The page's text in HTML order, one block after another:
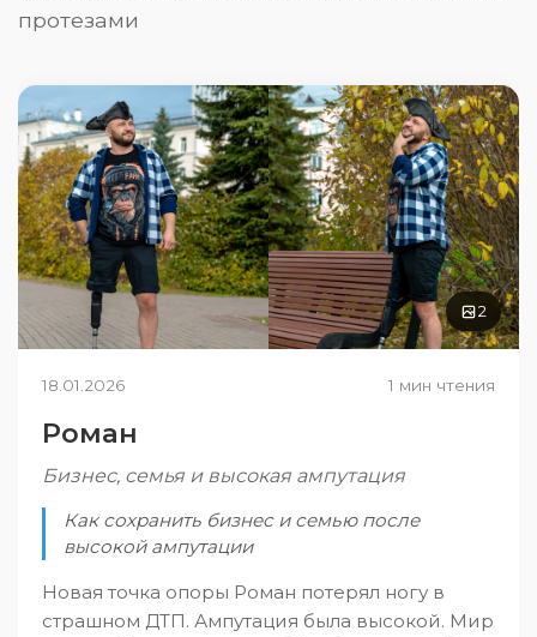
протезами
2
18.01.2026 1 мин чтения
Роман
Бизнес, семья и высокая ампутация
Как сохранить бизнес и семью после
высокой ампутации
Новая точка опоры Роман потерял ногу в
страшном ДТП. Ампутация была высокой. Мир